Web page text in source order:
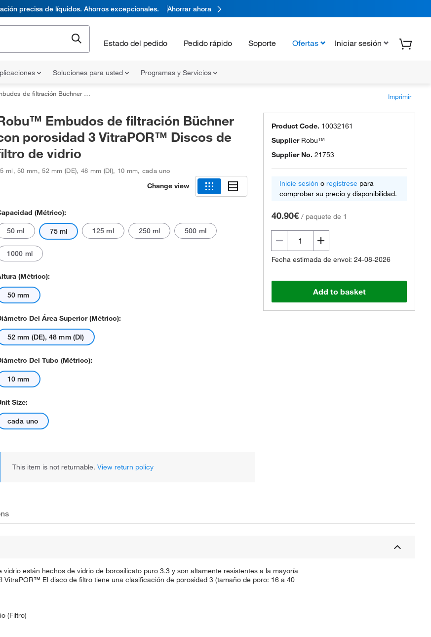
precisa de líquidos. Ahorros excepcionales. Ahorrar ahora
Estado del pedido Pedido rápido Soporte Ofertas Iniciar sesión
Soluciones para usted Programas y Servicios
Büchner con porosidad 3 VitraPOR™ Discos de filtro de vidrio Imprimir
Embudos de filtración Büchner
porosidad 3 VitraPOR™ Discos de
de vidrio
ml,50 mm,52 mm (DE), 48 mm (DI), 10 mm, cada uno
Change view
(métrico):
50 ml 75 ml 125 ml 250 ml 500 ml
1000 ml
(métrico):
50 mm
Del Área Superior (métrico):
52 mm (DE), 48 mm (DI)
Del Tubo (métrico):
10 mm
Size:
cada uno
This item is not returnable. View return policy
Product Code. 10032161
Supplier Robu™
Supplier No. 21753
Inicie sesión o regístrese para
comprobar su precio y disponibilidad.
40.90€ / paquete de 1
Fecha estimada de envoi: 24-08-2026
Add to basket
están hechos de vidrio de borosilicato puro 3.3 y son altamente resistentes a la mayoría
El disco de filtro tiene una clasificación de porosidad 3 (tamaño de poro: 16 a 40
(Filtro)